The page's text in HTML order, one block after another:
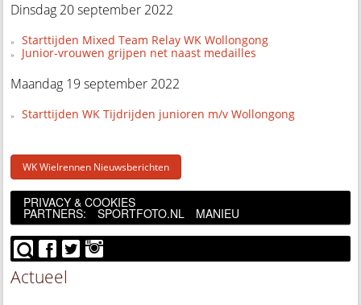
Dinsdag 20 september 2022
Starttijden Mixed Team Relay WK Wollongong
Junior-vrouwen grijpen net naast medailles
Maandag 19 september 2022
Starttijden WK Tijdrijden junioren m/v Wollongong
WK Wielrennen Nieuwsberichten
PRIVACY & COOKIES
PARTNERS: SPORTFOTO.NL MANIEU
Actueel